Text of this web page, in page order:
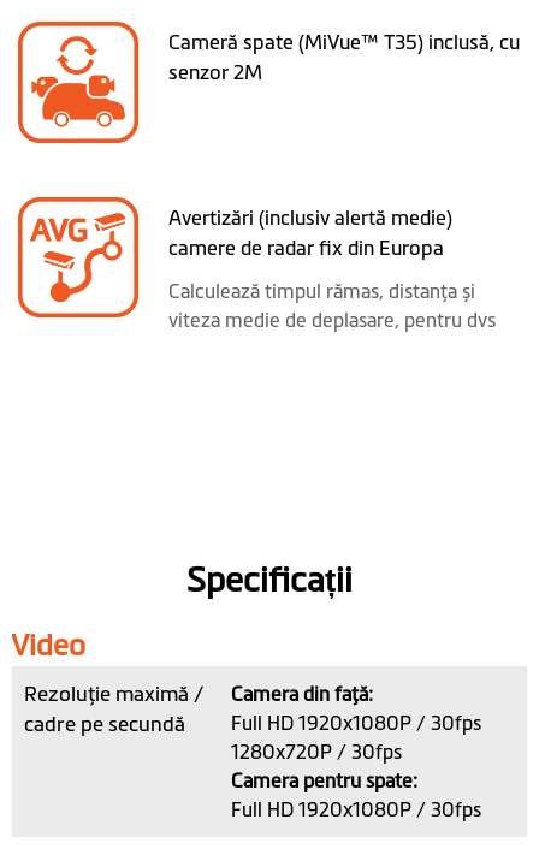
Cameră spate (MiVue™ T35) inclusă, cu
senzor 2M
Avertizări (inclusiv alertă medie)
camere de radar fix din Europa
Calculează timpul rămas, distanţa și
viteza medie de deplasare, pentru dvs
Specificații
Video
Rezoluţie maximă /
cadre pe secundă
Camera din faţă:
Full HD 1920x1080P / 30fps
1280x720P / 30fps
Camera pentru spate:
Full HD 1920x1080P / 30fps